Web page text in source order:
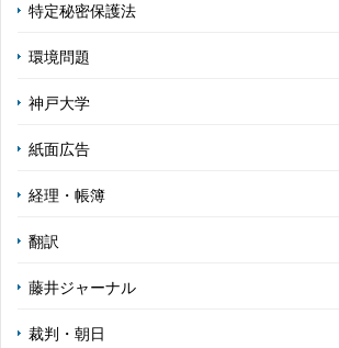
特定秘密保護法
環境問題
神戸大学
紙面広告
経理・帳簿
翻訳
藤井ジャーナル
裁判・朝日